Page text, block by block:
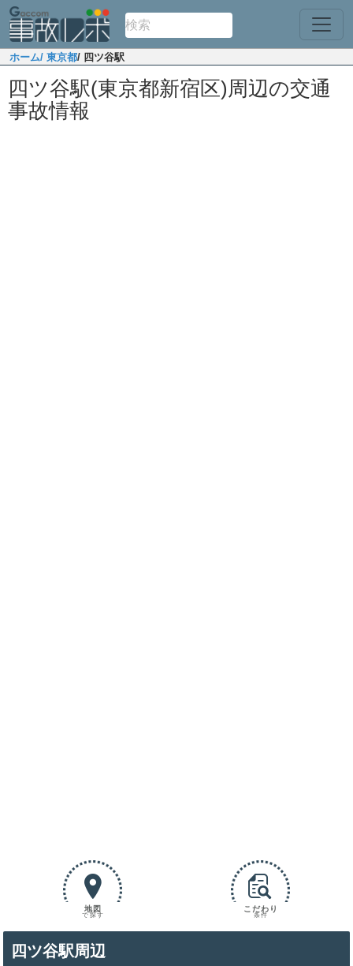
ホーム/ 東京都/ 四ツ谷駅
四ツ谷駅(東京都新宿区)周辺の交通
事故情報
地図
で探す
こだわり
条件
四ツ谷駅周辺